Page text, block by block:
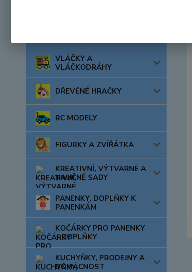
VLÁČKY A
VLÁČKODRÁHY
DŘEVĚNÉ HRAČKY
RC MODELY
FIGURKY A ZVÍŘÁTKA
KREATIVNÍ, VÝTVARNÉ A
NAUČNÉ SADY
PANENKY, DOPLŇKY K
PANENKÁM
KOČÁRKY PRO PANENKY
+ DOPLŇKY
KUCHYŇKY, PRODEJNY A
DOMÁCNOST